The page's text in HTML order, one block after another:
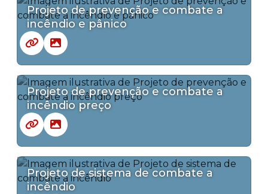
Projeto de prevenção e combate a
incêndio e pânico
Projeto de prevenção e combate a
incêndio preço
Projeto de sistema de combate a
incêndio